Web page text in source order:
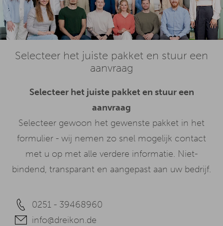
Selecteer het juiste pakket en stuur een
aanvraag
Selecteer het juiste pakket en stuur een
aanvraag
Selecteer gewoon het gewenste pakket in het
formulier - wij nemen zo snel mogelijk contact
met u op met alle verdere informatie. Niet-
bindend, transparant en aangepast aan uw bedrijf.
0251 - 39468960
info@dreikon.de